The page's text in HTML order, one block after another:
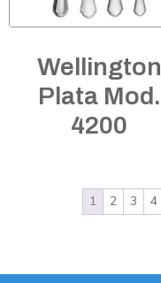
Wellington
Plata Mod.
4200
1 2 3 4